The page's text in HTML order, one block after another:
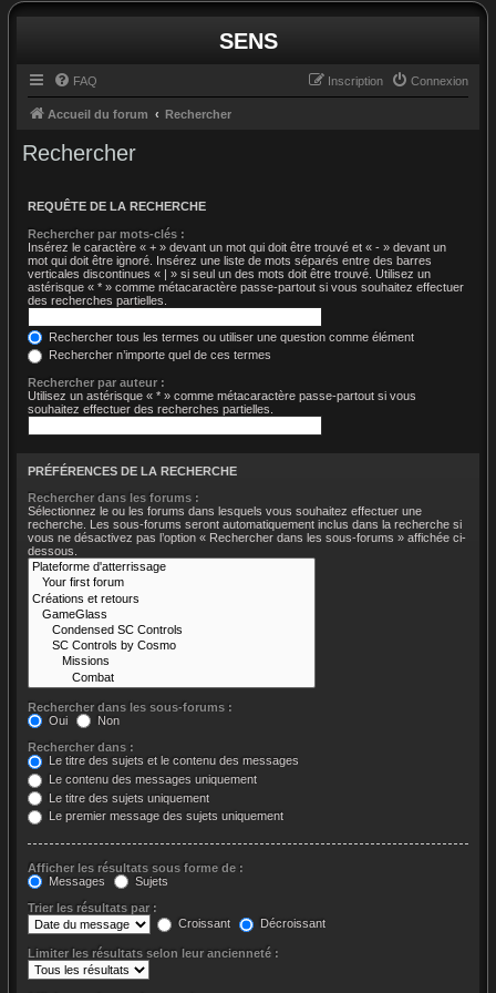
SENS
FAQ Connexion
Inscription
Accueil du forum Rechercher
Rechercher
REQUÊTE DE LA RECHERCHE
Rechercher par mots-clés :
Insérez le caractère « + » devant un mot qui doit être trouvé et « - » devant un
mot qui doit être ignoré. Insérez une liste de mots séparés entre des barres
verticales discontinues « | » si seul un des mots doit être trouvé. Utilisez un
astérisque « * » comme métacaractère passe-partout si vous souhaitez effectuer
des recherches partielles.
Rechercher tous les termes ou utiliser une question comme élément
Rechercher n’importe quel de ces termes
Rechercher par auteur :
Utilisez un astérisque « * » comme métacaractère passe-partout si vous
souhaitez effectuer des recherches partielles.
PRÉFÉRENCES DE LA RECHERCHE
Rechercher dans les forums :
Sélectionnez le ou les forums dans lesquels vous souhaitez effectuer une
recherche. Les sous-forums seront automatiquement inclus dans la recherche si
vous ne désactivez pas l’option « Rechercher dans les sous-forums » affichée ci-
dessous.
Rechercher dans les sous-forums :
Oui
Non
Rechercher dans :
Le titre des sujets et le contenu des messages
Le contenu des messages uniquement
Le titre des sujets uniquement
Le premier message des sujets uniquement
Afficher les résultats sous forme de :
Messages
Sujets
Trier les résultats par :
Croissant
Décroissant
Limiter les résultats selon leur ancienneté :